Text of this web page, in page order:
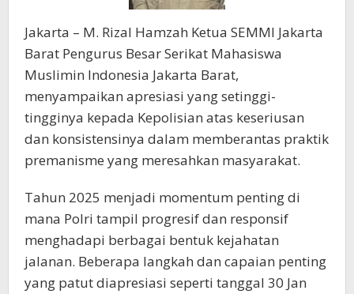
Jakarta – M. Rizal Hamzah Ketua SEMMI Jakarta
Barat Pengurus Besar Serikat Mahasiswa
Muslimin Indonesia Jakarta Barat,
menyampaikan apresiasi yang setinggi-
tingginya kepada Kepolisian atas keseriusan
dan konsistensinya dalam memberantas praktik
premanisme yang meresahkan masyarakat.
Tahun 2025 menjadi momentum penting di
mana Polri tampil progresif dan responsif
menghadapi berbagai bentuk kejahatan
jalanan. Beberapa langkah dan capaian penting
yang patut diapresiasi seperti tanggal 30 Jan